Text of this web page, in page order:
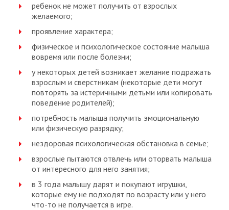
ребенок не может получить от взрослых
желаемого;
проявление характера;
физическое и психологическое состояние малыша
вовремя или после болезни;
у некоторых детей возникает желание подражать
взрослым и сверстникам (некоторые дети могут
повторять за истеричными детьми или копировать
поведение родителей);
потребность малыша получить эмоциональную
или физическую разрядку;
нездоровая психологическая обстановка в семье;
взрослые пытаются отвлечь или оторвать малыша
от интересного для него занятия;
в 3 года малышу дарят и покупают игрушки,
которые ему не подходят по возрасту или у него
что-то не получается в игре.